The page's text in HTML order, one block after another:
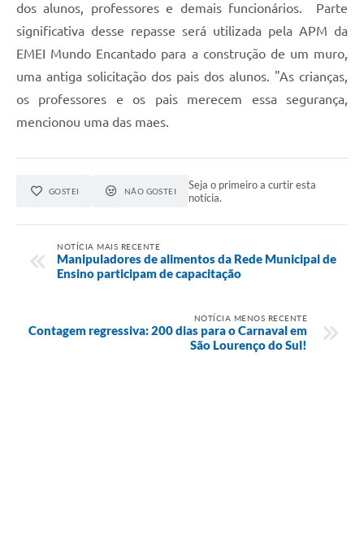
dos alunos, professores e demais funcionários. Parte
significativa desse repasse será utilizada pela APM da
EMEI Mundo Encantado para a construção de um muro,
uma antiga solicitação dos pais dos alunos. "As crianças,
os professores e os pais merecem essa segurança,
mencionou uma das maes.
GOSTEI NÃO GOSTEI
Seja o primeiro a curtir esta
notícia.
NOTÍCIA MAIS RECENTE
Manipuladores de alimentos da Rede Municipal de
Ensino participam de capacitação
NOTÍCIA MENOS RECENTE
Contagem regressiva: 200 dias para o Carnaval em
São Lourenço do Sul!